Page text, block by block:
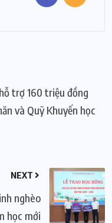
trợ 160 triệu đồng
và Quỹ Khuyến học
NEXT
nghèo
học mới